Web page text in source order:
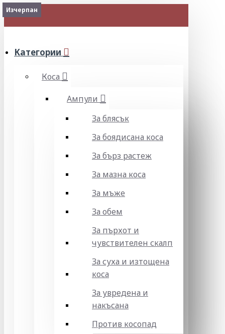
МЕНЮ
Категории
Коса
Ампули
За блясък
За боядисана коса
За бърз растеж
За мазна коса
За мъже
За обем
За пърхот и
чувствителен скалп
За суха и изтощена
коса
За увредена и
накъсана
Против косопад
2-3 Days
Изчерпан